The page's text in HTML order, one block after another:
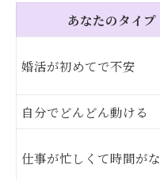
あなたのタイプ
婚活が初めてで不安
自分でどんどん動ける
仕事が忙しくて時間が